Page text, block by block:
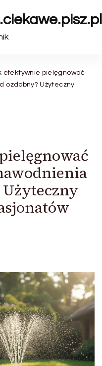
efektywnie pielęgnować
ozdobny? Użyteczny